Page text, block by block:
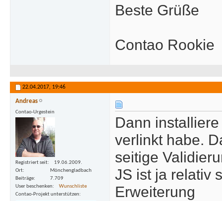
Beste Grüße
Contao Rookie
22.04.2017, 19:46
Andreas
Contao-Urgestein
Registriert seit
19.06.2009.
Ort
Mönchengladbach
Beiträge
7.709
User beschenken
Wunschliste
Contao-Projekt unterstützen
Dann
verlinkt habe.
seitige
JS ist ja relativ
Erweiterung